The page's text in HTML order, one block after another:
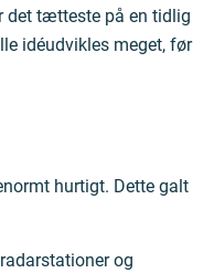
det tætteste på en tidlig
idéudvikles meget, før
hurtigt. Dette galt
og